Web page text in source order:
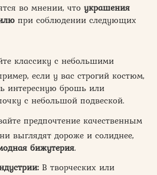
во мнении, что украшения
при соблюдении следующих
классику с небольшими
если у вас строгий костюм,
интересную брошь или
с небольшой подвеской.
предпочтение качественным
выглядят дороже и солиднее,
бижутерия.
В творческих или